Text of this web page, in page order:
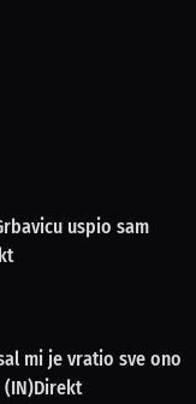
uspio sam
mi je vratio sve ono